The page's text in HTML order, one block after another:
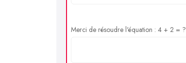
Merci de résoudre l'équation : 4 + 2 = ?